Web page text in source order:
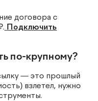
договора с
Подключить
по-крупному?
— это прошлый
взлетел, нужно